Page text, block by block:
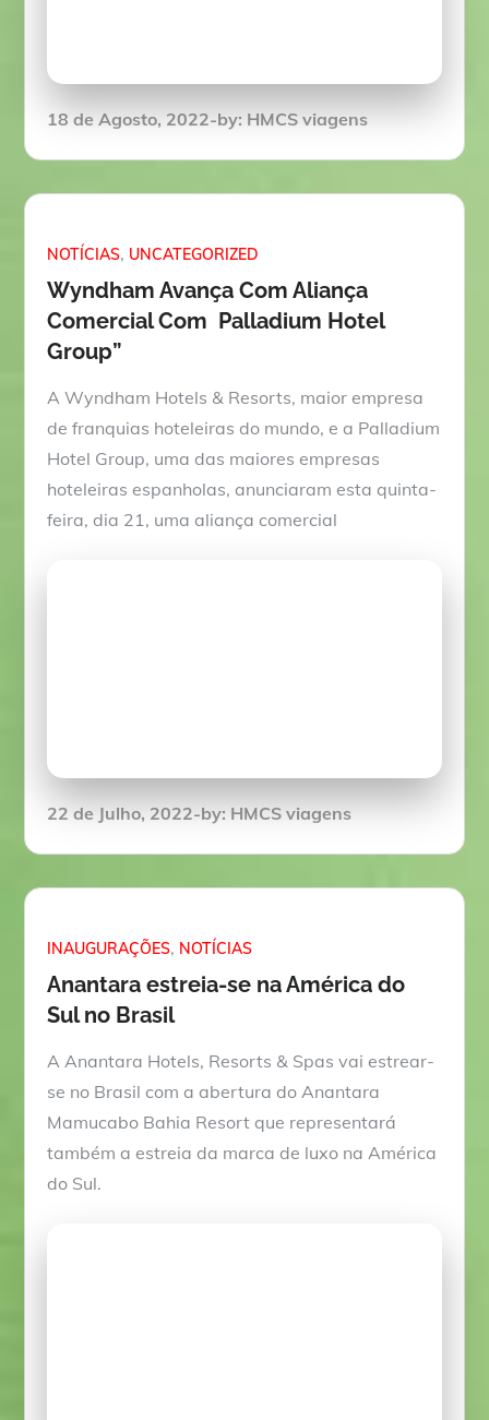
Posted
18 de Agosto, 2022 by: HMCS viagens
NOTÍCIAS UNCATEGORIZED
Wyndham Avança Com Aliança
Comercial Com Palladium Hotel
Group”
A Wyndham Hotels & Resorts, maior empresa
de franquias hoteleiras do mundo, e a Palladium
Hotel Group, uma das maiores empresas
hoteleiras espanholas, anunciaram esta quinta-
feira, dia 21, uma aliança comercial
Posted
22 de Julho, 2022 by: HMCS viagens
INAUGURAÇÕES NOTÍCIAS
Anantara estreia-se na América do
Sul no Brasil
A Anantara Hotels, Resorts & Spas vai estrear-
se no Brasil com a abertura do Anantara
Mamucabo Bahia Resort que representará
também a estreia da marca de luxo na América
do Sul.